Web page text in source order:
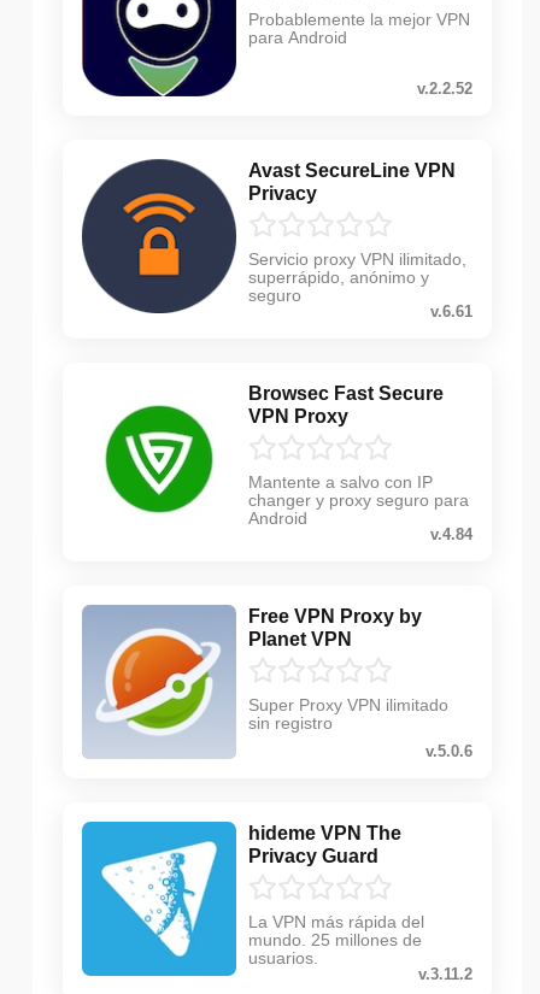
Probablemente la mejor VPN
para Android
v.2.2.52
Avast SecureLine VPN
Privacy
Servicio proxy VPN ilimitado,
superrápido, anónimo y
seguro
v.6.61
Browsec Fast Secure
VPN Proxy
Mantente a salvo con IP
changer y proxy seguro para
Android
v.4.84
Free VPN Proxy by
Planet VPN
Super Proxy VPN ilimitado
sin registro
v.5.0.6
hideme VPN The
Privacy Guard
La VPN más rápida del
mundo. 25 millones de
usuarios.
v.3.11.2